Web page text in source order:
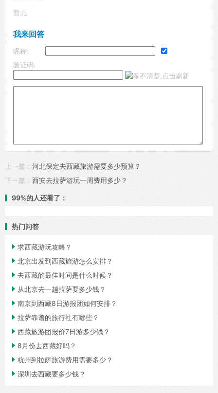
暂无
我来回答
昵称:
验证码:
上一篇： 河北保定去西藏旅游需要多少预算？
下一篇： 西安去拉萨游玩一周费用多少？
99%的人还看了：
热门问答
 求西藏游玩攻略？
 北京出发到西藏旅游怎么安排？
 去西藏的最佳时间是什么时候？
 从北京去一趟拉萨要多少钱？
 南京到西藏8日游报团如何安排？
 拉萨靠谱的旅行社有哪些？
 西藏旅游团报价7日游多少钱？
 8月份去西藏好吗？
 杭州到拉萨旅游费用需要多少？
 深圳去西藏要多少钱？